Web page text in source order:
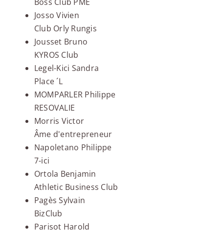
Boss Club PME
Josso Vivien
Club Orly Rungis
Jousset Bruno
KYROS Club
Legel-Kici Sandra
Place ´L
MOMPARLER Philippe
RESOVALIE
Morris Victor
Âme d'entrepreneur
Napoletano Philippe
7-ici
Ortola Benjamin
Athletic Business Club
Pagès Sylvain
BizClub
Parisot Harold